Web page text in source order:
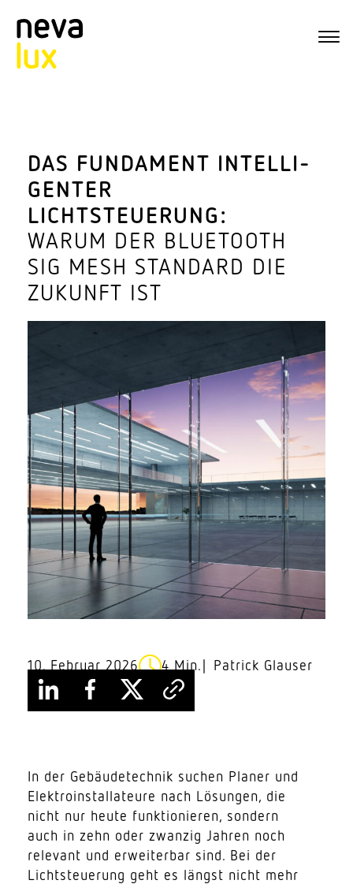
DAS FUNDAMENT INTEL­LI­
GENTER
LICHTSTEUERUNG:
WARUM DER BLUE­TOOTH
SIG MESH STANDARD DIE
ZUKUNFT IST
10. Februar 2026 4 Min. Patrick Glauser
In der Gebäu­de­technik suchen Planer und
Elek­tro­in­stal­la­teure nach Lösungen, die
nicht nur heute funk­tio­nieren, sondern
auch in zehn oder zwanzig Jahren noch
relevant und erwei­terbar sind. Bei der
Licht­steuerung geht es längst nicht mehr